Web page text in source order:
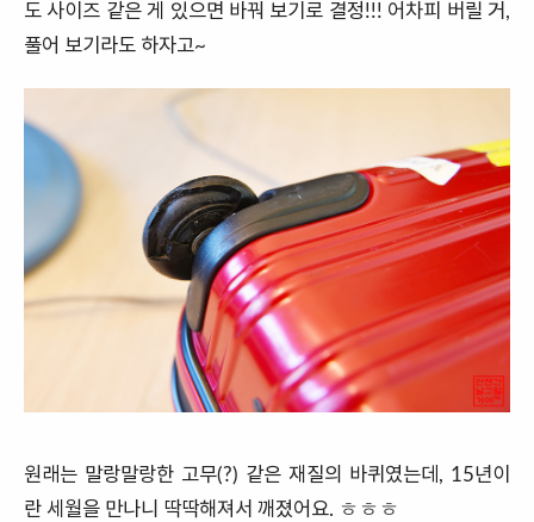
도 사이즈 같은 게 있으면 바꿔 보기로 결정!!! 어차피 버릴 거,
풀어 보기라도 하자고~
원래는 말랑말랑한 고무(?) 같은 재질의 바퀴였는데, 15년이
란 세월을 만나니 딱딱해져서 깨졌어요. ㅎㅎㅎ